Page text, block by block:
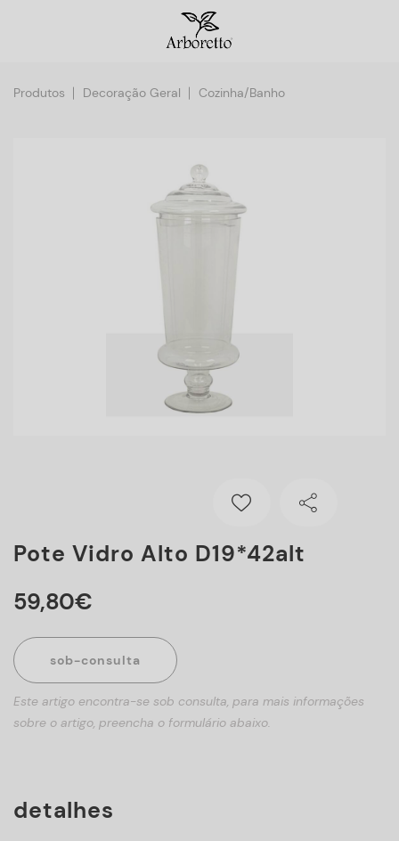
Produtos Decoração Geral Cozinha/Banho
Pote Vidro Alto D19*42alt
59,80€
sob-consulta
Este artigo encontra-se sob consulta, para mais informações
sobre o artigo, preencha o formulário abaixo.
detalhes